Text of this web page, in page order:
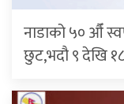
नाडाको ५० औँ
छुट,भदौ ९ देखि